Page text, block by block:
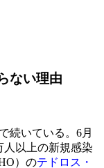
ない理由
続いている。6月
人以上の新規感染
）のテドロス・